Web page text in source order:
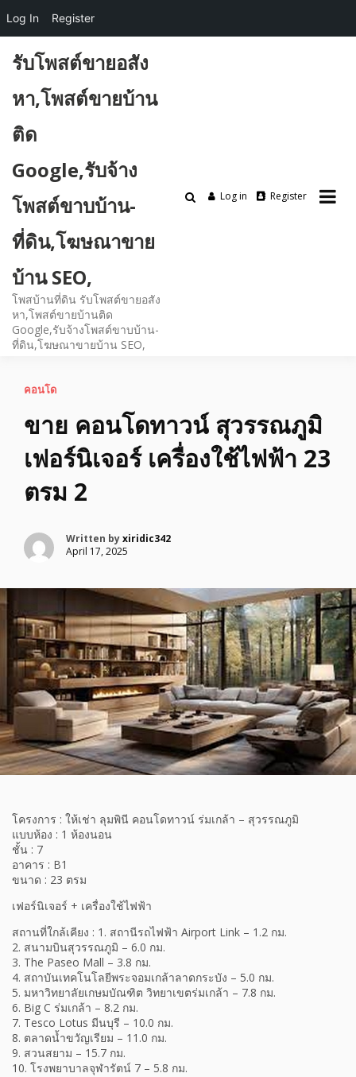
content
รับโพสต์ขายอสัง
หา,โพสต์ขายบ้าน
ติด
Google,รับจ้าง
โพสต์ขาบบ้าน-
ที่ดิน,โฆษณาขาย
บ้าน SEO,
โพสบ้านที่ดิน รับโพสต์ขายอสัง
หา,โพสต์ขายบ้านติด
Google,รับจ้างโพสต์ขาบบ้าน-
ที่ดิน,โฆษณาขายบ้าน SEO,
Log in Register
คอนโด
ขาย คอนโดทาวน์ สุวรรณภูมิ
เฟอร์นิเจอร์ เครื่องใช้ไฟฟ้า 23
ตรม 2
Written byxiridic342
April 17, 2025
โครงการ : ให้เช่า ลุมพินี คอนโดทาวน์ ร่มเกล้า – สุวรรณภูมิ
แบบห้อง : 1 ห้องนอน
ชั้น : 7
อาคาร : B1
ขนาด : 23 ตรม
เฟอร์นิเจอร์ + เครื่องใช้ไฟฟ้า
สถานที่ใกล้เคียง : 1. สถานีรถไฟฟ้า Airport Link – 1.2 กม.
2. สนามบินสุวรรณภูมิ – 6.0 กม.
3. The Paseo Mall – 3.8 กม.
4. สถาบันเทคโนโลยีพระจอมเกล้าลาดกระบัง – 5.0 กม.
5. มหาวิทยาลัยเกษมบัณฑิต วิทยาเขตร่มเกล้า – 7.8 กม.
6. Big C ร่มเกล้า – 8.2 กม.
7. Tesco Lotus มีนบุรี – 10.0 กม.
8. ตลาดน้ำขวัญเรียม – 11.0 กม.
9. สวนสยาม – 15.7 กม.
10. โรงพยาบาลจุฬารัตน์ 7 – 5.8 กม.
Log In Register